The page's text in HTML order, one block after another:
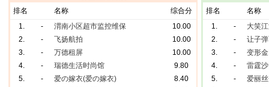
排名 名称
综合分
1.
- 渭南小区超市监控维保
10.00
2.
- 飞扬航拍
10.00
3.
- 万德租屏
10.00
4.
- 瑞德生活时尚馆
9.80
5.
- 爱の嫁衣(爱の嫁衣)
8.40
排名
名称
1.
-
大笑
2.
-
让子
3.
-
变形
4.
-
雷霆
5.
-
爱丽